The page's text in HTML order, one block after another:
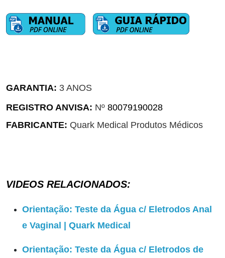
GARANTIA: 3 ANOS
REGISTRO ANVISA: Nº 80079190028
FABRICANTE: Quark Medical Produtos Médicos
VIDEOS RELACIONADOS:
Orientação: Teste da Água c/ Eletrodos Anal
e Vaginal | Quark Medical
Orientação: Teste da Água c/ Eletrodos de